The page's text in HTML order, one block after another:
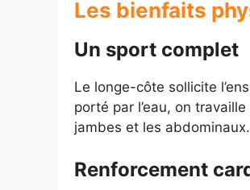
Les bienfaits
Un sport complet
Le longe-côte sollicite
porté par l’eau, on
jambes et les abdominaux.
Renforcement